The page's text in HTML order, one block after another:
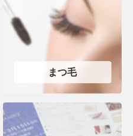
まつ毛